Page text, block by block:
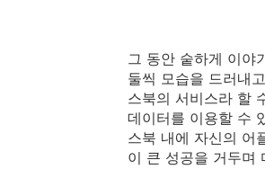
그 동안 숱하게 이야
둘씩 모습을 드러내
스북의 서비스라 할
데이터를 이용할 수
스북 내에 자신의 어
이 큰 성공을 거두며